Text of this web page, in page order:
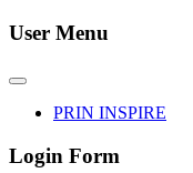
User Menu
PRIN INSPIRE
Login Form